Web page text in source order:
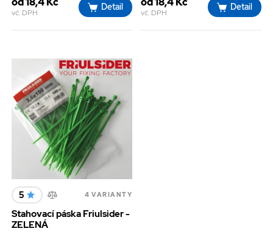
vč. DPH
Detail
vč. DPH
Detail
5 4 VARIANTY
Stahovací páska Friulsider -
ZELENÁ